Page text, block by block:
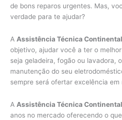
de bons reparos urgentes. Mas,
verdade para te ajudar?
A Assistência Técnica
objetivo, ajudar você a ter o
seja geladeira, fogão ou lavadora,
manutenção do seu
sempre será ofertar excelência em
A Assistência Técnica
anos no mercado oferecendo o